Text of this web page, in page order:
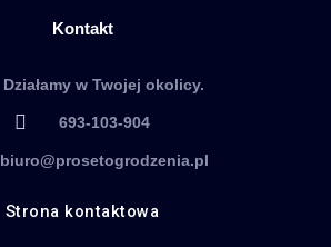
Kontakt
Działamy w Twojej okolicy.
693-103-904
biuro@prosetogrodzenia.pl
Strona kontaktowa